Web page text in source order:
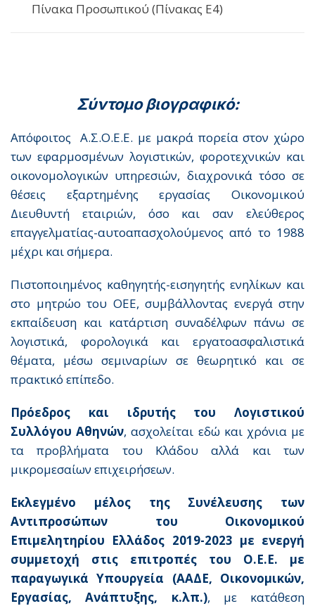
Πίνακα Προσωπικού (Πίνακας Ε4)
Σύντομο βιογραφικό:
Aπόφοιτος Α.Σ.Ο.Ε.Ε. με μακρά πορεία στον χώρο
των εφαρμοσμένων λογιστικών, φοροτεχνικών και
οικονομολογικών υπηρεσιών, διαχρονικά τόσο σε
θέσεις εξαρτημένης εργασίας Οικονομικού
Διευθυντή εταιριών, όσο και σαν ελεύθερος
επαγγελματίας-αυτοαπασχολούμενος από το 1988
μέχρι και σήμερα.
Πιστοποιημένος καθηγητής-εισηγητής ενηλίκων και
στο μητρώο του ΟΕΕ, συμβάλλοντας ενεργά στην
εκπαίδευση και κατάρτιση συναδέλφων πάνω σε
λογιστικά, φορολογικά και εργατοασφαλιστικά
θέματα, μέσω σεμιναρίων σε θεωρητικό και σε
πρακτικό επίπεδο.
Πρόεδρος και ιδρυτής του Λογιστικού
Συλλόγου Αθηνών, ασχολείται εδώ και χρόνια με
τα προβλήματα του Κλάδου αλλά και των
μικρομεσαίων επιχειρήσεων.
Εκλεγμένο μέλος της Συνέλευσης των
Αντιπροσώπων του Οικονομικού
Επιμελητηρίου Ελλάδος 2019-2023 με ενεργή
συμμετοχή στις επιτροπές του Ο.Ε.Ε. με
παραγωγικά Υπουργεία (ΑΑΔΕ, Οικονομικών,
Εργασίας, Ανάπτυξης, κ.λπ.), με κατάθεση